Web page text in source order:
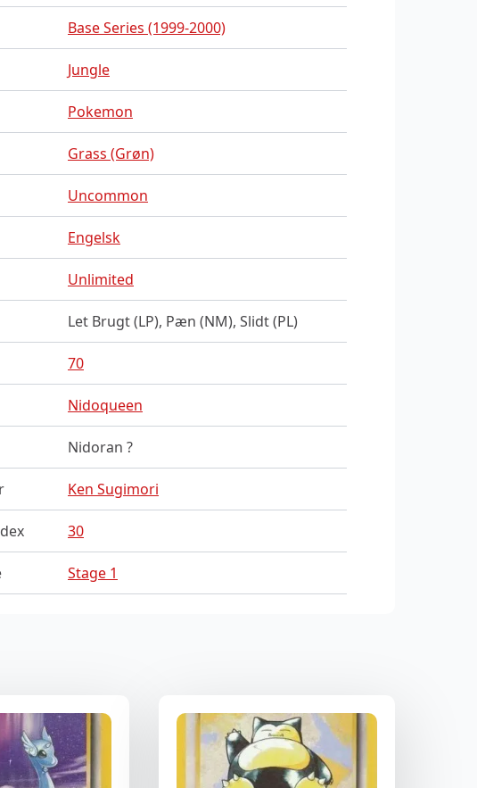
Base Series (1999-2000)
Jungle
Pokemon
Grass (Grøn)
Uncommon
Engelsk
Unlimited
Let Brugt (LP), Pæn (NM), Slidt (PL)
70
Nidoqueen
Nidoran ?
Ken Sugimori
30
Stage 1